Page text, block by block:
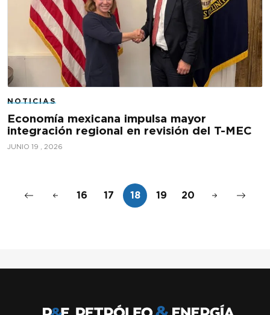
NOTICIAS
Economía mexicana impulsa mayor
integración regional en revisión del T-MEC
JUNIO 19 , 2026
16 17 18 19 20